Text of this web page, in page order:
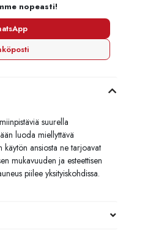
nopeasti!
suurella
luoda miellyttävä
käytön ansiosta ne tarjoavat
mukavuuden ja esteettisen
piilee yksityiskohdissa.